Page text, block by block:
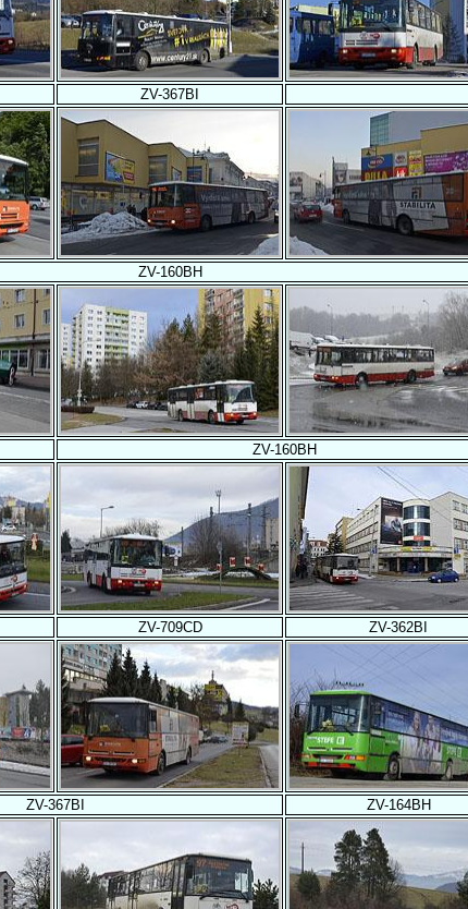
ZV-367BI
ZV-160BH
ZV-160BH
ZV-709CD ZV-362BI
ZV-367BI ZV-164BH